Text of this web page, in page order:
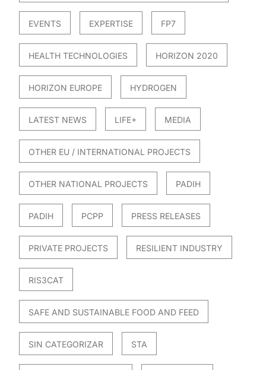
EVENTS EXPERTISE FP7
HEALTH TECHNOLOGIES HORIZON 2020
HORIZON EUROPE HYDROGEN
LATEST NEWS LIFE+ MEDIA
OTHER EU / INTERNATIONAL PROJECTS
OTHER NATIONAL PROJECTS PADIH
PADIH PCPP PRESS RELEASES
PRIVATE PROJECTS RESILIENT INDUSTRY
RIS3CAT
SAFE AND SUSTAINABLE FOOD AND FEED
SIN CATEGORIZAR STA